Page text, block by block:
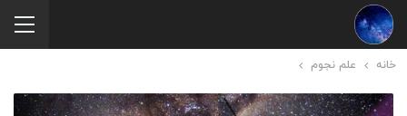
خانه علم نجوم